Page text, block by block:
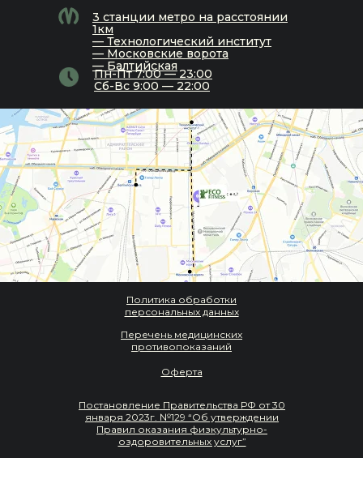
Постановление Правительства РФ от 30
января 2023г. №129 “Об утверждении
Правил оказания физкультурно-
оздоровительных услуг”
Политика обработки
персональных данных
3 станции метро на расстоянии
1км
— Технологический институт
— Московские ворота
— Балтийская
Оферта
Пн-Пт 7:00 — 23:00
Сб-Вс 9:00 — 22:00
Перечень медицинских
противопоказаний